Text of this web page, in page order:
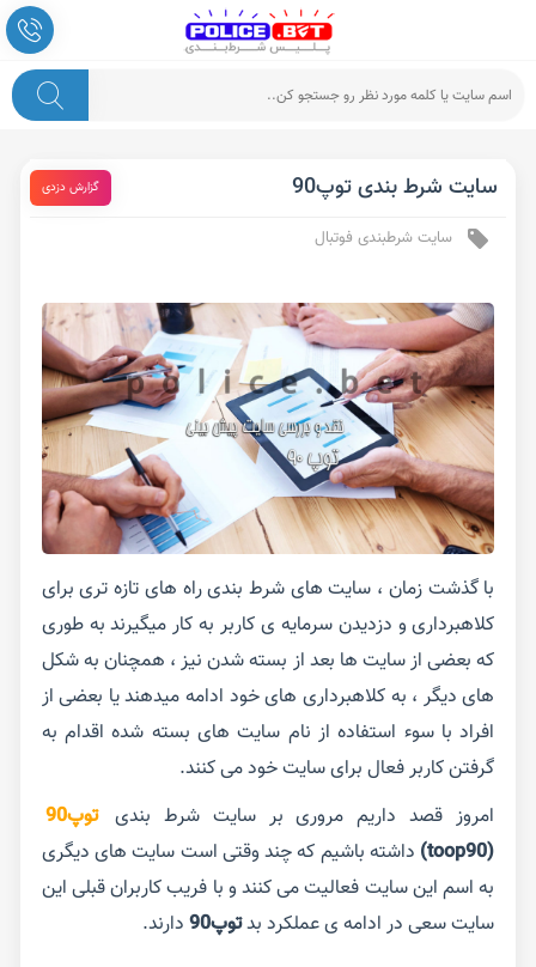
سایت شرط بندی توپ90 گزارش دزدی
سایت شرطبندی فوتبال
با گذشت زمان ، سایت های شرط بندی راه های تازه تری برای
کلاهبرداری و دزدیدن سرمایه ی کاربر به کار میگیرند به طوری
که بعضی از سایت ها بعد از بسته شدن نیز ، همچنان به شکل
های دیگر ، به کلاهبرداری های خود ادامه میدهند یا بعضی از
افراد با سوء استفاده از نام سایت های بسته شده اقدام به
گرفتن کاربر فعال برای سایت خود می کنند.
امروز قصد داریم مروری بر سایت شرط بندی توپ90
(
toop90
)داشته باشیم که چند وقتی است سایت های دیگری
به اسم این سایت فعالیت می کنند و با فریب کاربران قبلی این
سایت سعی در ادامه ی عملکرد بدتوپ90 دارند.